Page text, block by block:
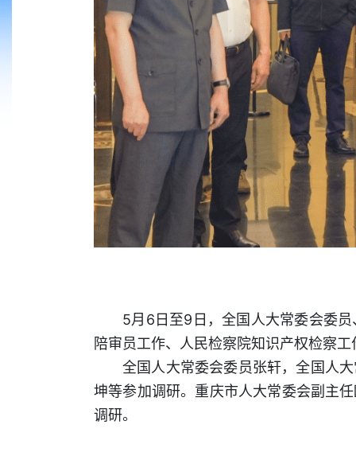
5月6日至9日，全国人大常委会委
陪审员工作、人民检察院知识产权检察工
全国人大常委会委员张轩，全国人
坤等参加调研。重庆市人大常委会副主
调研。